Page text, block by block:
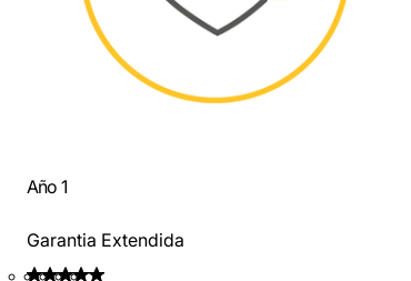
Año 1
Garantia Extendida